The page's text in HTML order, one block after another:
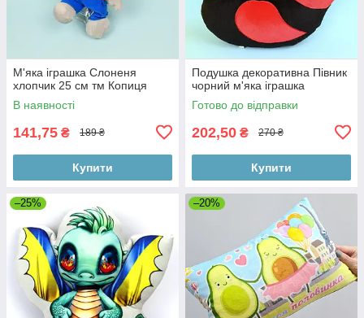
М'яка іграшка Слоненя
хлопчик 25 см тм Копиця
В наявності
141,75 ₴ 189 ₴
Купити
Подушка декоративна Півник
чорний м'яка іграшка
Готово до відправки
202,50 ₴ 270 ₴
Купити
–25% –20%